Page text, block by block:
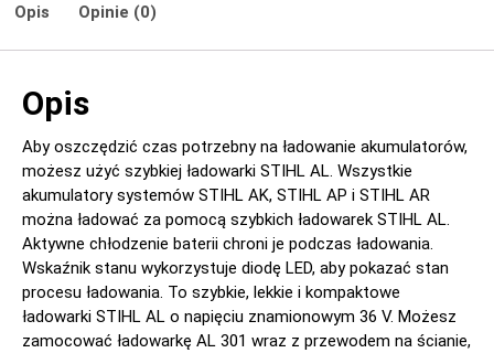
Opis Opinie (0)
Opis
Aby oszczędzić czas potrzebny na ładowanie akumulatorów,
możesz użyć szybkiej ładowarki STIHL AL. Wszystkie
akumulatory systemów STIHL AK, STIHL AP i STIHL AR
można ładować za pomocą szybkich ładowarek STIHL AL.
Aktywne chłodzenie baterii chroni je podczas ładowania.
Wskaźnik stanu wykorzystuje diodę LED, aby pokazać stan
procesu ładowania. To szybkie, lekkie i kompaktowe
ładowarki STIHL AL o napięciu znamionowym 36 V. Możesz
zamocować ładowarkę AL 301 wraz z przewodem na ścianie,